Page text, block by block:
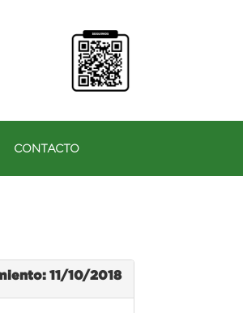
CONTACTO
11/10/2018